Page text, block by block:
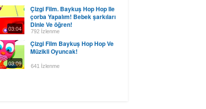
03:04
Çizgi Film. Baykuş Hop Hop Ile
çorba Yapalım! Bebek şarkıları
Dinle Ve öğren!
792 İzlenme
03:09
Çizgi Film Baykuş Hop Hop Ve
Müzikli Oyuncak!
641 İzlenme